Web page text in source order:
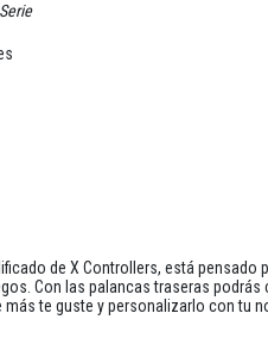
de X Controllers, está pensado
Con las palancas traseras
más te guste y personalizarlo con tu